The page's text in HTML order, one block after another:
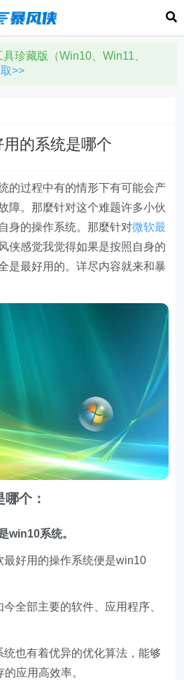
珍藏版（Win10、Win11、
>>
的系统是哪个
的过程中有的情形下有可能会产
障。那麼针对这个难题许多小伙
身的操作系统。那麼针对微软最
侠感觉我觉得如果是按照自身的
是最好用的。详尽内容就来和暴
个：
win10系统。
最好用的操作系统便是win10
全部主要的软件、应用程序、
也有着优异的优化算法，能够
应用高效率。